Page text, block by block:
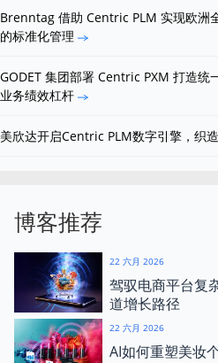
Brenntag 借助 Centric PLM 实现欧洲
的标准化管理
GODET 集团部署 Centric PXM 打造统
业务绩效杠杆
美欣达开启Centric PLM数字引擎，织
博客推荐
22 六月 2026
驾驭电商平台复
道增长路径
22 六月 2026
AI如何重塑美妆